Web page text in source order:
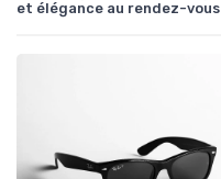
et élégance au rendez-vous